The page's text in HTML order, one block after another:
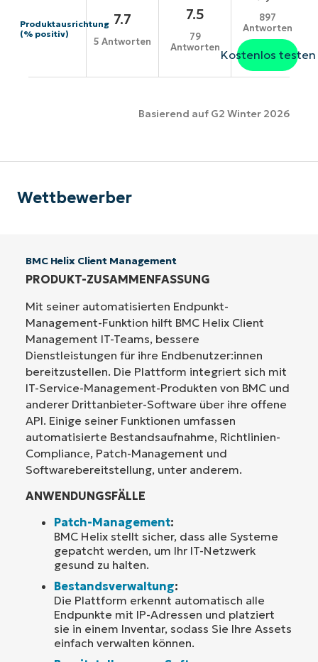
Produktausrichtung
(% positiv)
7.7
5 Antworten
7.5
79
Antworten
897
Antworten
Kostenlos testen
Basierend auf G2 Winter 2026
Wettbewerber
BMC Helix Client Management
PRODUKT-ZUSAMMENFASSUNG
Mit seiner automatisierten Endpunkt-
Management-Funktion hilft BMC Helix Client
Management IT-Teams, bessere
Dienstleistungen für ihre Endbenutzer:innen
bereitzustellen. Die Plattform integriert sich mit
IT-Service-Management-Produkten von BMC und
anderer Drittanbieter-Software über ihre offene
API. Einige seiner Funktionen umfassen
automatisierte Bestandsaufnahme, Richtlinien-
Compliance, Patch-Management und
Softwarebereitstellung, unter anderem.
ANWENDUNGSFÄLLE
Patch-Management:
BMC Helix stellt sicher, dass alle Systeme
gepatcht werden, um Ihr IT-Netzwerk
gesund zu halten.
Bestandsverwaltung:
Die Plattform erkennt automatisch alle
Endpunkte mit IP-Adressen und platziert
sie in einem Inventar, sodass Sie Ihre Assets
einfach verwalten können.